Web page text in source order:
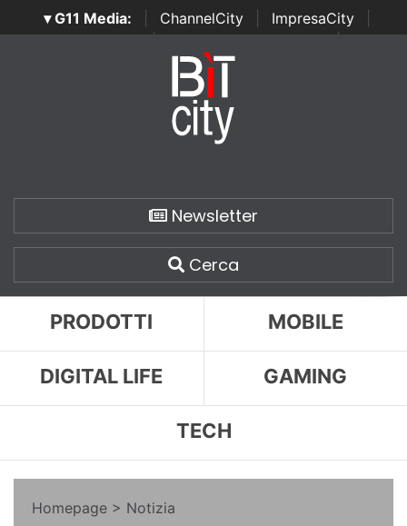
▾ G11 Media: ChannelCity ImpresaCity
SecurityOpenLab | Italian Channel Awards | Italian
Italian Security Awards
Newsletter
Cerca
PRODOTTI MOBILE
DIGITAL LIFE GAMING
TECH
Homepage > Notizia